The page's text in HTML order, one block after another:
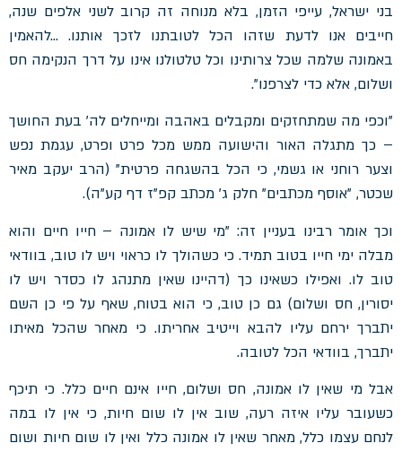
בני ישראל, עייפי הזמן, בלא מנוחה זה קרוב לשני אלפים שנה,
חייבים אנו לדעת שזהו הכל לטובתנו לזכך אותנו. …להאמין
באמונה שלמה שכל צרותינו וכל טלטולנו אינו על דרך הנקימה חס
ושלום, אלא כדי לצרפנו".
"וכפי מה שמתחזקים ומקבלים באהבה ומייחלים לה' בעת החושך
– כך מתגלה האור והישועה ממש מכל פרט ופרט, עגמת נפש
וצער רוחני או גשמי, כי הכל בהשגחה פרטית" (הרב יעקב מאיר
שכטר, "אוסף מכתבים" חלק ג' מכתב קפ"ז דף קע"ה).
וכך אומר רבינו בעניין זה: "מי שיש לו אמונה – חייו חיים והוא
מבלה ימי חייו בטוב תמיד. כי כשהולך לו כראוי ויש לו טוב, בוודאי
טוב לו. ואפילו כשאינו כך (דהיינו שאין מתנהג לו כסדר ויש לו
יסורין, חס ושלום) גם כן טוב, כי הוא בטוח, שאף על פי כן השם
יתברך ירחם עליו להבא וייטיב אחריתו. כי מאחר שהכל מאיתו
יתברך, בוודאי הכל לטובה.
אבל מי שאין לו אמונה, חס ושלום, חייו אינם חיים כלל. כי תיכף
כשעובר עליו איזה רעה, שוב אין לו שום חיות, כי אין לו במה
לנחם עצמו כלל, מאחר שאין לו אמונה כלל ואין לו שום חיות ושום